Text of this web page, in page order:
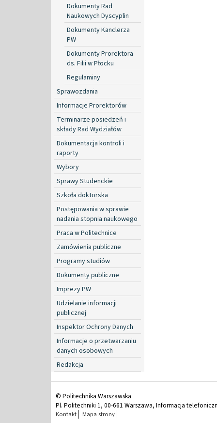
Dokumenty Rad
Naukowych Dyscyplin
Dokumenty Kanclerza
PW
Dokumenty Prorektora
ds. Filii w Płocku
Regulaminy
Sprawozdania
Informacje Prorektorów
Terminarze posiedzeń i
składy Rad Wydziałów
Dokumentacja kontroli i
raporty
Wybory
Sprawy Studenckie
Szkoła doktorska
Postępowania w sprawie
nadania stopnia naukowego
Praca w Politechnice
Zamówienia publiczne
Programy studiów
Dokumenty publiczne
Imprezy PW
Udzielanie informacji
publicznej
Inspektor Ochrony Danych
Informacje o przetwarzaniu
danych osobowych
Redakcja
© Politechnika Warszawska
Pl. Politechniki 1, 00-661 Warszawa, Informacja
Kontakt Mapa strony